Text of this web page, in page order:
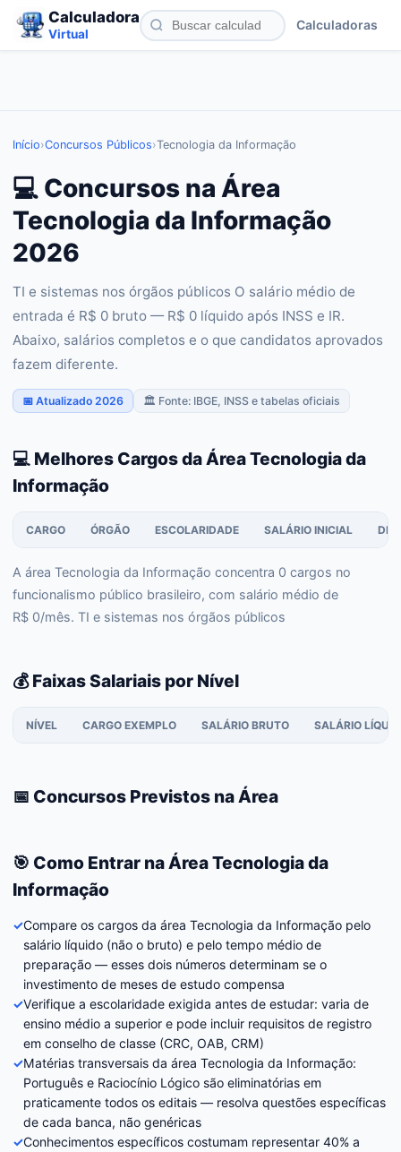
Calculadora
Virtual
Calculadoras
Início›Concursos Públicos›Tecnologia da Informação
💻 Concursos na Área
Tecnologia da Informação
2026
TI e sistemas nos órgãos públicos O salário médio de
entrada é R$ 0 bruto — R$ 0 líquido após INSS e IR.
Abaixo, salários completos e o que candidatos aprovados
fazem diferente.
📅 Atualizado 2026 🏛️ Fonte: IBGE, INSS e tabelas oficiais
💻 Melhores Cargos da Área Tecnologia da
Informação
CARGO ÓRGÃO ESCOLARIDADE SALÁRIO INICIAL
A área Tecnologia da Informação concentra 0 cargos no
funcionalismo público brasileiro, com salário médio de
R$ 0/mês. TI e sistemas nos órgãos públicos
💰 Faixas Salariais por Nível
NÍVEL CARGO EXEMPLO SALÁRIO BRUTO SALÁRIO
📅 Concursos Previstos na Área
🎯 Como Entrar na Área Tecnologia da
Informação
✓Compare os cargos da área Tecnologia da Informação pelo
salário líquido (não o bruto) e pelo tempo médio de
preparação — esses dois números determinam se o
investimento de meses de estudo compensa
✓Verifique a escolaridade exigida antes de estudar: varia de
ensino médio a superior e pode incluir requisitos de registro
em conselho de classe (CRC, OAB, CRM)
✓Matérias transversais da área Tecnologia da Informação:
Português e Raciocínio Lógico são eliminatórias em
praticamente todos os editais — resolva questões específicas
de cada banca, não genéricas
✓Conhecimentos específicos costumam representar 40% a